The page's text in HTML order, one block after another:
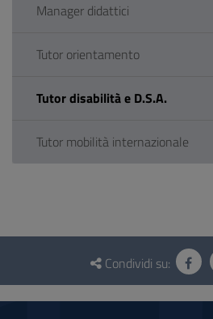
Manager didattici
Tutor orientamento
Tutor disabilità e D.S.A.
Tutor mobilità internazionale
Questionario
social
Condividi su: